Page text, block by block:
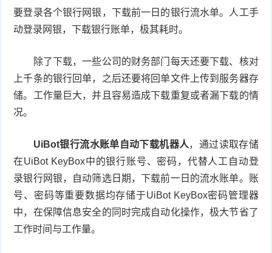
要登录各个银行网银，下载前一日的银行流水单。人工手
动登录网银，下载银行账单，极其耗时。
除了下载，一些公司的财务部门每天还要下载、核对
上千条的银行回单，之后还要将回单文件上传到服务器存
储。工作量巨大，并且容易造成下载重复或者漏下载的情
况。
UiBot银行流水账单自动下载机器人，通过读取存储
在UiBot KeyBox中的银行账号、密码，代替人工自动登
录银行网银，自动筛选日期，下载前一日的流水账单。账
号、密码等重要数据均存储于UiBot KeyBox密码管理器
中，在保障信息安全的同时完成自动化操作，极大节省了
工作时间与工作量。